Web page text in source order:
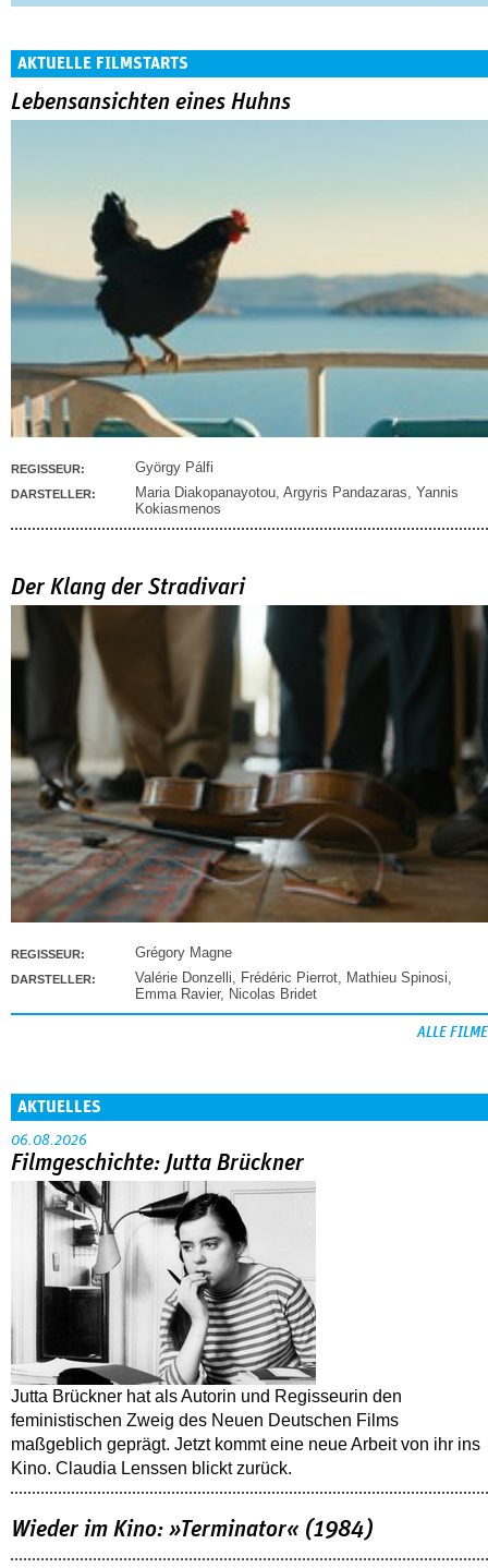
AKTUELLE FILMSTARTS
Lebensansichten eines Huhns
REGISSEUR: György Pálfi
DARSTELLER: Maria Diakopanayotou, Argyris Pandazaras, Yannis
Kokiasmenos
Der Klang der Stradivari
REGISSEUR: Grégory Magne
DARSTELLER: Valérie Donzelli, Frédéric Pierrot, Mathieu Spinosi,
Emma Ravier, Nicolas Bridet
ALLE FILME
AKTUELLES
06.08.2026
Filmgeschichte: Jutta Brückner
Jutta Brückner hat als Autorin und Regisseurin den
feministischen Zweig des Neuen Deutschen Films
maßgeblich geprägt. Jetzt kommt eine neue Arbeit von ihr ins
Kino. Claudia Lenssen blickt zurück.
Wieder im Kino: »Terminator« (1984)